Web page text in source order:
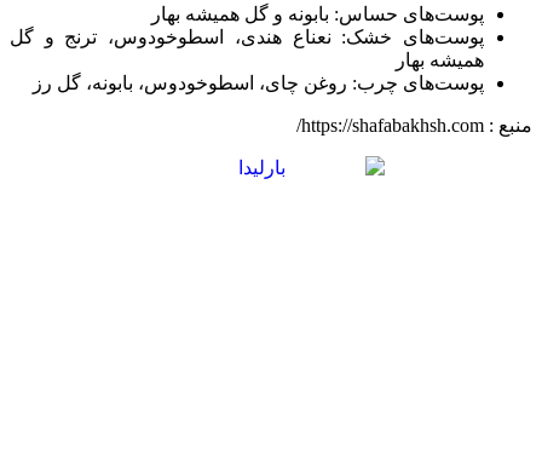
پوست‌های حساس: بابونه و گل همیشه بهار
پوست‌های خشک: نعناع هندی، اسطوخودوس، ترنج و گل
همیشه بهار
پوست‌های چرب: روغن چای، اسطوخودوس، بابونه، گل رز
منبع : https://shafabakhsh.com/